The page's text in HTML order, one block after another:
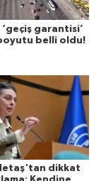
garantisi’
belli oldu!
dikkat